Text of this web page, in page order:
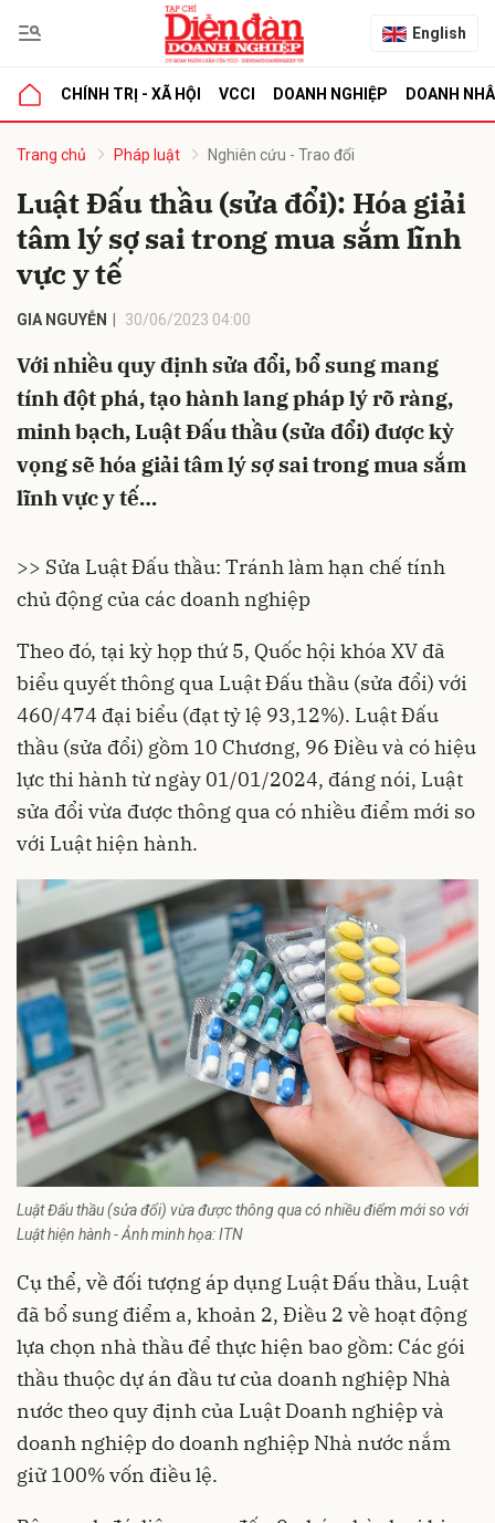
English
CHÍNH TRỊ - XÃ HỘI VCCI DOANH NGHIỆP DOANH
Trang chủ Pháp luật Nghiên cứu - Trao đổi
Luật Đấu thầu (sửa đổi): Hóa giải
tâm lý sợ sai trong mua sắm lĩnh
vực y tế
GIA NGUYỄN 30/06/2023 04:00
Với nhiều quy định sửa đổi, bổ sung mang
tính đột phá, tạo hành lang pháp lý rõ ràng,
minh bạch, Luật Đấu thầu (sửa đổi) được kỳ
vọng sẽ hóa giải tâm lý sợ sai trong mua sắm
lĩnh vực y tế…
>> Sửa Luật Đấu thầu: Tránh làm hạn chế tính
chủ động của các doanh nghiệp
Theo đó, tại kỳ họp thứ 5, Quốc hội khóa XV đã
biểu quyết thông qua Luật Đấu thầu (sửa đổi) với
460/474 đại biểu (đạt tỷ lệ 93,12%). Luật Đấu
thầu (sửa đổi) gồm 10 Chương, 96 Điều và có hiệu
lực thi hành từ ngày 01/01/2024, đáng nói, Luật
sửa đổi vừa được thông qua có nhiều điểm mới so
với Luật hiện hành.
Luật Đấu thầu (sửa đổi) vừa được thông qua có nhiều điểm mới so với
Luật hiện hành - Ảnh minh họa: ITN
Cụ thể, về đối tượng áp dụng Luật Đấu thầu, Luật
đã bổ sung điểm a, khoản 2, Điều 2 về hoạt động
lựa chọn nhà thầu để thực hiện bao gồm: Các gói
thầu thuộc dự án đầu tư của doanh nghiệp Nhà
nước theo quy định của Luật Doanh nghiệp và
doanh nghiệp do doanh nghiệp Nhà nước nắm
giữ 100% vốn điều lệ.
luận
Hủy